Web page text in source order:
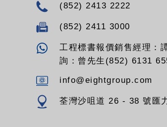
(852) 2413 2222
(852) 2411 3000
工程標書報價銷售經理：
詢：曾先生(852) 6131
info@eightgroup.com
荃灣沙咀道 26 - 38 號匯